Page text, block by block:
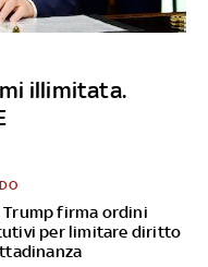
illimitata.
Trump firma ordini
per limitare diritto